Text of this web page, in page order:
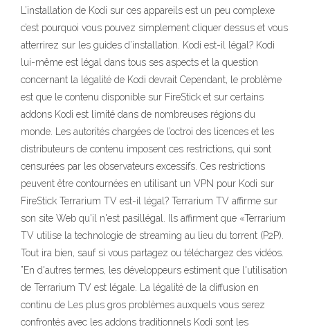
L’installation de Kodi sur ces appareils est un peu complexe
c’est pourquoi vous pouvez simplement cliquer dessus et vous
atterrirez sur les guides d’installation. Kodi est-il légal? Kodi
lui-même est légal dans tous ses aspects et la question
concernant la légalité de Kodi devrait Cependant, le problème
est que le contenu disponible sur FireStick et sur certains
addons Kodi est limité dans de nombreuses régions du
monde. Les autorités chargées de l’octroi des licences et les
distributeurs de contenu imposent ces restrictions, qui sont
censurées par les observateurs excessifs. Ces restrictions
peuvent être contournées en utilisant un VPN pour Kodi sur
FireStick Terrarium TV est-il légal? Terrarium TV affirme sur
son site Web qu'il n'est pasillégal. Ils affirment que «Terrarium
TV utilise la technologie de streaming au lieu du torrent (P2P).
Tout ira bien, sauf si vous partagez ou téléchargez des vidéos.
”En d'autres termes, les développeurs estiment que l'utilisation
de Terrarium TV est légale. La légalité de la diffusion en
continu de Les plus gros problèmes auxquels vous serez
confrontés avec les addons traditionnels Kodi sont les